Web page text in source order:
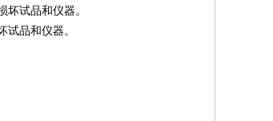
试品和仪器。
品和仪器。